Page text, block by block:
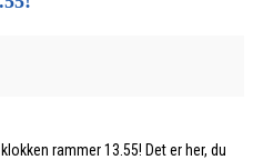
rammer 13.55! Det er her, du